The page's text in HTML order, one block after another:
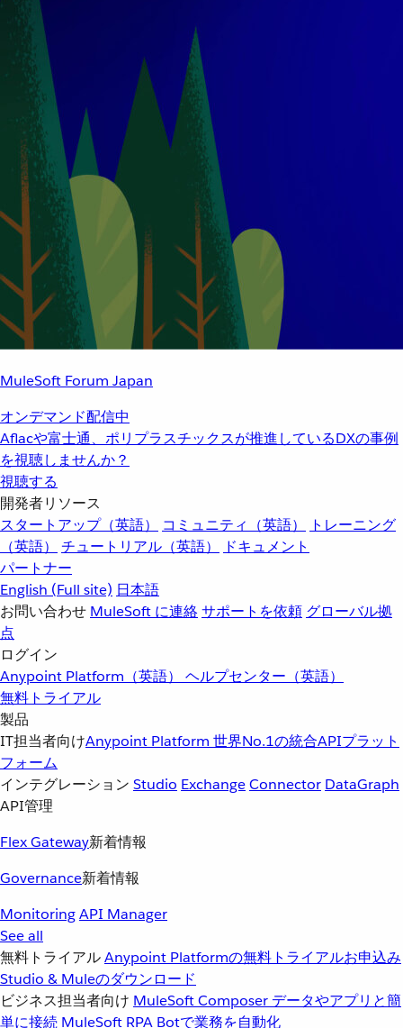
MuleSoft Forum Japan
オンデマンド配信中
Aflacや富士通、ポリプラスチックスが推進しているDXの事例
を視聴しませんか？
視聴する
開発者リソース
スタートアップ（英語）
コミュニティ（英語）
トレーニング
（英語）
チュートリアル（英語）
ドキュメント
パートナー
English (Full site) 日本語
お問い合わせ MuleSoft に連絡サポートを依頼 グローバル拠
点
ログイン
Anypoint Platform（英語） ヘルプセンター（英語）
無料トライアル
製品
IT担当者向けAnypoint Platform 世界No.1の統合APIプラット
フォーム
インテグレーション Studio ExchangeConnector DataGraph
API管理
Flex Gateway新着情報
Governance新着情報
MonitoringAPI Manager
See all
無料トライアルAnypoint Platformの無料トライアルお申込み
Studio & Muleのダウンロード
ビジネス担当者向け MuleSoft Composer データやアプリと簡
単に接続 MuleSoft RPA Botで業務を自動化